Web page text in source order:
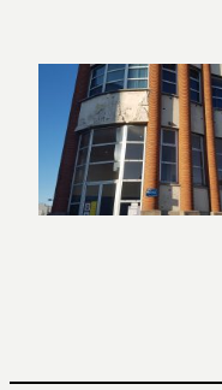
contenu